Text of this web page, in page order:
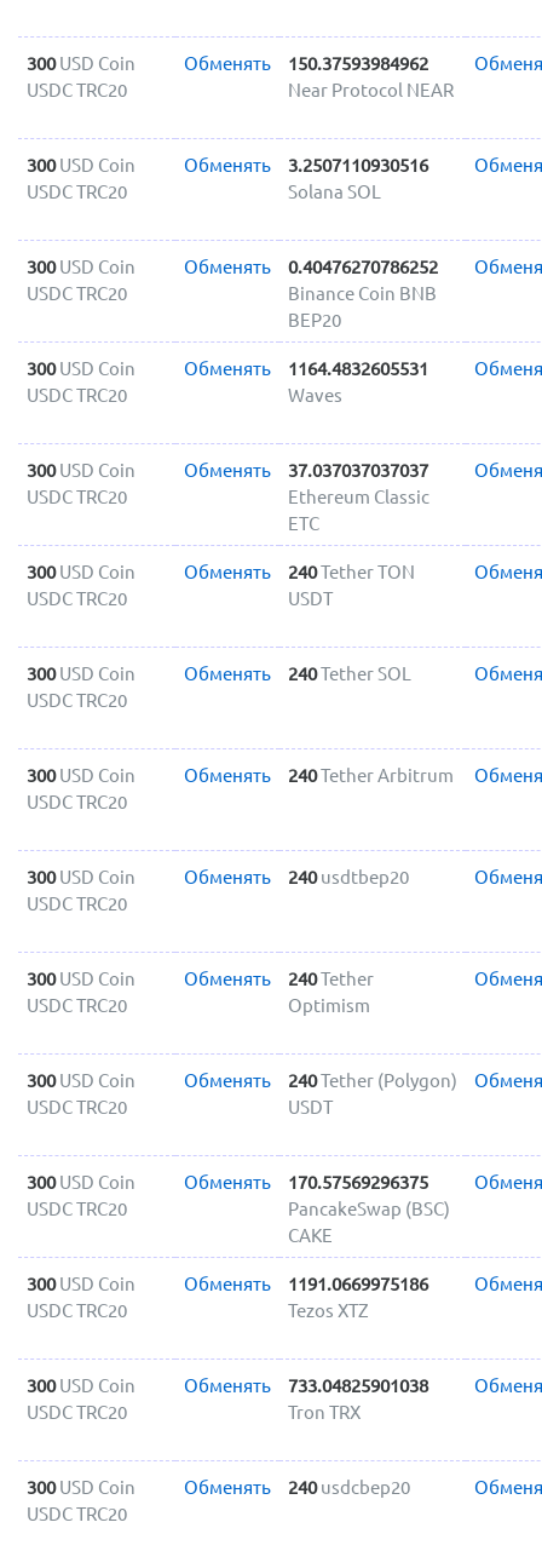
300 USD Coin
USDC TRC20
Обменять
150.37593984962
Near Protocol NEAR
300 USD Coin
USDC TRC20
Обменять
3.2507110930516
Solana SOL
300 USD Coin
USDC TRC20
Обменять
0.40476270786252
Binance Coin BNB
BEP20
300 USD Coin
USDC TRC20
Обменять
1164.4832605531
Waves
300 USD Coin
USDC TRC20
Обменять
37.037037037037
Ethereum Classic
ETC
300 USD Coin
USDC TRC20
Обменять 240Tether TON
USDT
300 USD Coin
USDC TRC20
Обменять 240Tether SOL
300 USD Coin
USDC TRC20
Обменять 240Tether Arbitrum
300 USD Coin
USDC TRC20
Обменять 240 usdtbep20
300 USD Coin
USDC TRC20
Обменять 240Tether
Optimism
300 USD Coin
USDC TRC20
Обменять 240Tether (Polygon)
USDT
300 USD Coin
USDC TRC20
Обменять
170.57569296375
PancakeSwap (BSC)
CAKE
300 USD Coin
USDC TRC20
Обменять
1191.0669975186
Tezos XTZ
300 USD Coin
USDC TRC20
Обменять
733.04825901038
Tron TRX
300 USD Coin
USDC TRC20
Обменять 240 usdcbep20